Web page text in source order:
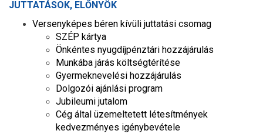
JUTTATÁSOK, ELŐNYÖK
Versenyképes béren kívüli juttatási csomag
SZÉP kártya
Önkéntes nyugdíjpénztári hozzájárulás
Munkába járás költségtérítése
Gyermeknevelési hozzájárulás
Dolgozói ajánlási program
Jubileumi jutalom
Cég által üzemeltetett létesítmények
kedvezményes igénybevétele